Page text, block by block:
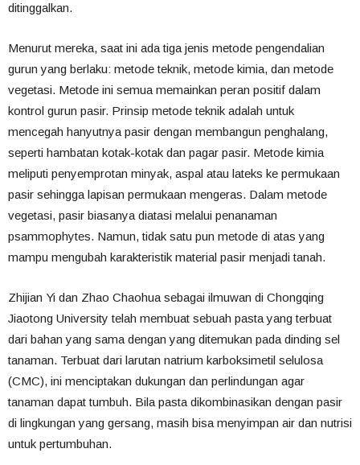
ditinggalkan.
Menurut mereka, saat ini ada tiga jenis metode pengendalian
gurun yang berlaku: metode teknik, metode kimia, dan metode
vegetasi. Metode ini semua memainkan peran positif dalam
kontrol gurun pasir. Prinsip metode teknik adalah untuk
mencegah hanyutnya pasir dengan membangun penghalang,
seperti hambatan kotak-kotak dan pagar pasir. Metode kimia
meliputi penyemprotan minyak, aspal atau lateks ke permukaan
pasir sehingga lapisan permukaan mengeras. Dalam metode
vegetasi, pasir biasanya diatasi melalui penanaman
psammophytes. Namun, tidak satu pun metode di atas yang
mampu mengubah karakteristik material pasir menjadi tanah.
Zhijian Yi dan Zhao Chaohua sebagai ilmuwan di Chongqing
Jiaotong University telah membuat sebuah pasta yang terbuat
dari bahan yang sama dengan yang ditemukan pada dinding sel
tanaman. Terbuat dari larutan natrium karboksimetil selulosa
(CMC), ini menciptakan dukungan dan perlindungan agar
tanaman dapat tumbuh. Bila pasta dikombinasikan dengan pasir
di lingkungan yang gersang, masih bisa menyimpan air dan nutrisi
untuk pertumbuhan.